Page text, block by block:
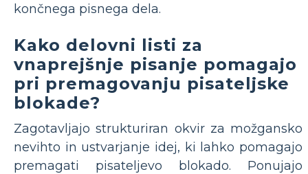
končnega pisnega dela.
Kako delovni listi za
vnaprejšnje pisanje pomagajo
pri premagovanju pisateljske
blokade?
Zagotavljajo strukturiran okvir za možgansko
nevihto in ustvarjanje idej, ki lahko pomagajo
premagati pisateljevo blokado. Ponujajo